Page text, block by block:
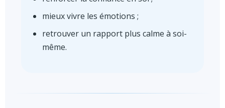
mieux vivre les émotions ;
retrouver un rapport plus calme à soi-
même.